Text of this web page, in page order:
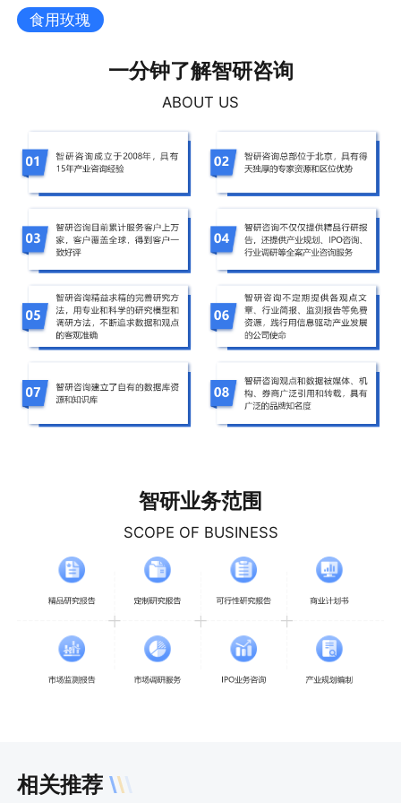
食用玫瑰
一分钟了解智研咨询
ABOUT US
智研业务范围
SCOPE OF BUSINESS
相关推荐